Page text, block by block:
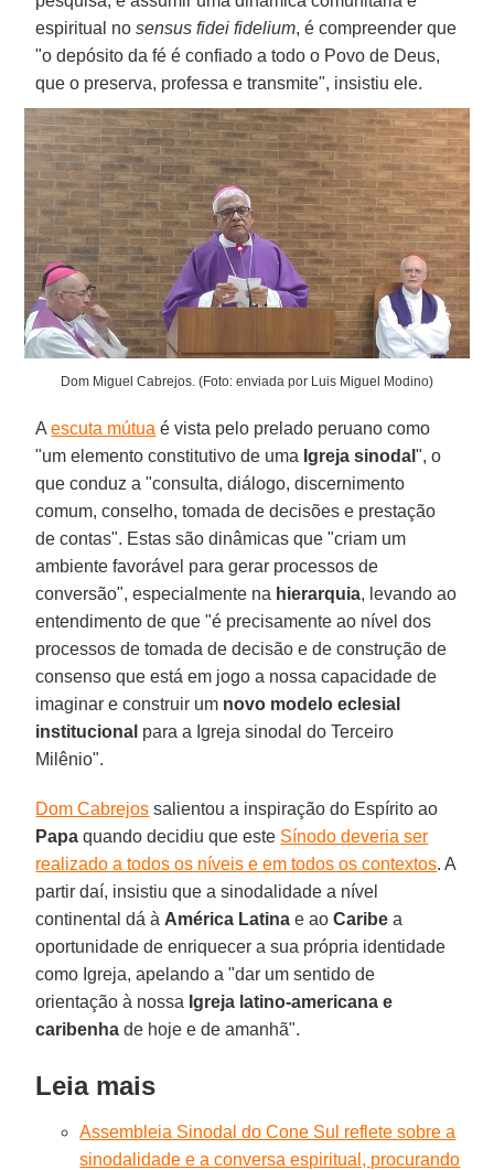
espiritual nosensus fidei fidelium, é compreender que
"o depósito da fé é confiado a todo o Povo de Deus,
que o preserva, professa e transmite", insistiu ele.
Dom Miguel Cabrejos. (Foto: enviada por Luis Miguel Modino)
Aescuta mútua é vista pelo prelado peruano como
"um elemento constitutivo de uma Igreja sinodal", o
que conduz a "consulta, diálogo, discernimento
comum, conselho, tomada de decisões e prestação
de contas". Estas são dinâmicas que "criam um
ambiente favorável para gerar processos de
conversão", especialmente na hierarquia, levando ao
entendimento de que "é precisamente ao nível dos
processos de tomada de decisão e de construção de
consenso que está em jogo a nossa capacidade de
imaginar e construir um novo modelo eclesial
institucional para a Igreja sinodal do Terceiro
Milênio".
Dom Cabrejos salientou a inspiração do Espírito ao
Papa quando decidiu que este Sínodo deveria ser
realizado a todos os níveis e em todos os contextos. A
partir daí, insistiu que a sinodalidade a nível
continental dá à América Latina e aoCaribe a
oportunidade de enriquecer a sua própria identidade
como Igreja, apelando a "dar um sentido de
orientação à nossa Igreja latino-americana e
caribenha de hoje e de amanhã".
Leia mais
Assembleia Sinodal do Cone Sul reflete sobre a
sinodalidade e a conversa espiritual, procurando